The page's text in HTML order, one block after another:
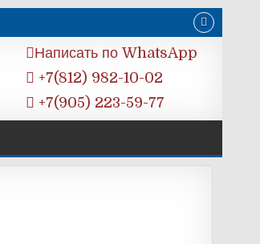
Написать по WhatsApp
+7(812) 982-10-02
+7(905) 223-59-77